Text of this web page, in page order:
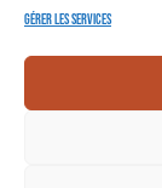
Gérer les services